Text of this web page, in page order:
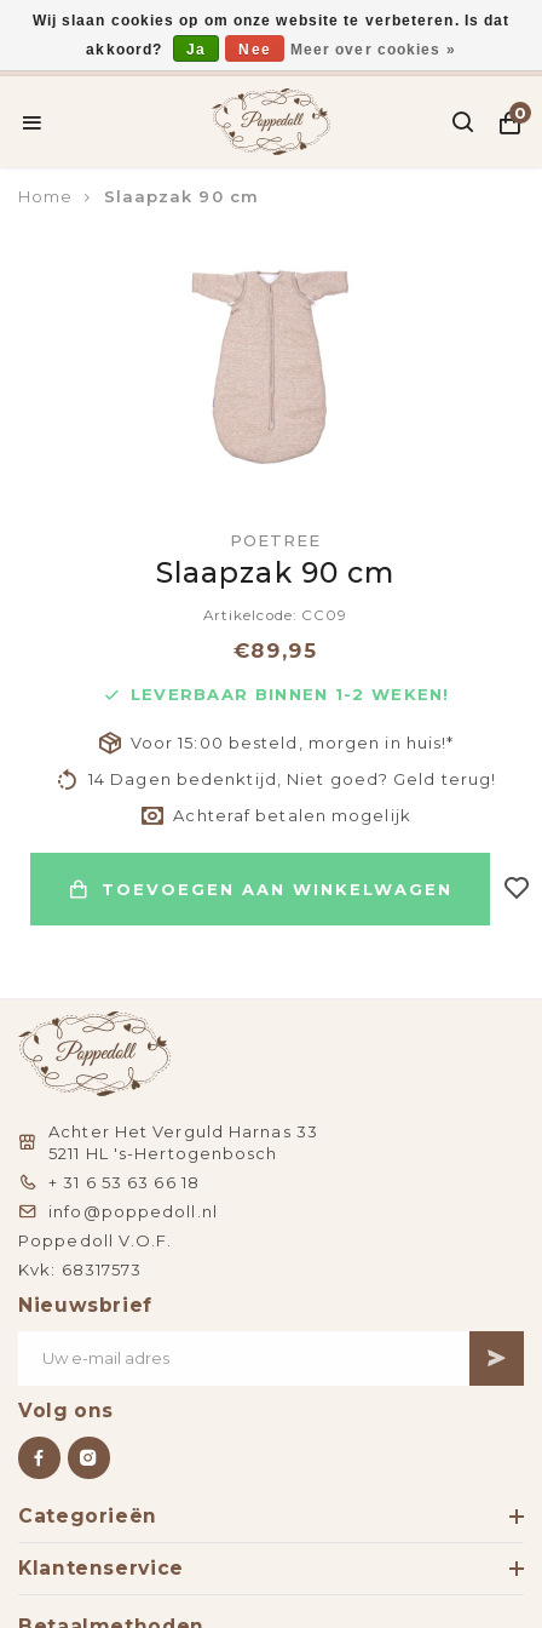
Voor 15:00 uur besteld, vandaag verzonden*
0
Home Slaapzak 90 cm
POETREE
Slaapzak 90 cm
Artikelcode: CC09
€89,95
LEVERBAAR BINNEN 1-2 WEKEN!
Voor 15:00 besteld, morgen in huis!*
14 Dagen bedenktijd, Niet goed? Geld terug!
Achteraf betalen mogelijk
TOEVOEGEN AAN WINKELWAGEN
Achter Het Verguld Harnas 33
5211 HL 's-Hertogenbosch
+ 31 6 53 63 66 18
info@poppedoll.nl
Poppedoll V.O.F.
Kvk: 68317573
Nieuwsbrief
Volg ons
Categorieën
Klantenservice
Wij slaan cookies op om onze website te verbeteren. Is dat
akkoord?
Ja Nee Meer over cookies »